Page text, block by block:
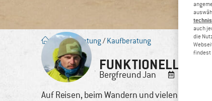
Blog/Beratung /Kaufberatung
FUNKTIONELLE
BergfreundJan
Auf Reisen, beim Wandern und vielen
auch
die
findest